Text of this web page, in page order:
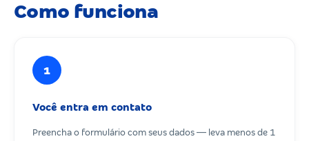
Como funciona
1
Você entra em contato
Preencha o formulário com seus dados — leva menos de 1